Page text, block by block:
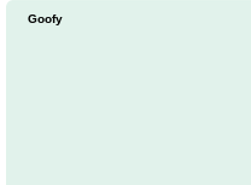
Goofy